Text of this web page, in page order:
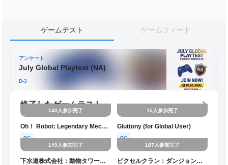
ゲームテスト ゲームフィード
アンケート
July Global Playtest (NA)
D-3
終了したゲームテスト
140人参加完了
Oh！ Robot: Legendary Mechanic (for Global Testers)
PC
15人参加完了
Gluttony (for Global User)
PC
149人参加完了
下水道株式会社：動物タワーディフェンス (for Global User : EN/JA/CN)
187人参加完了
ピクセルクラン：ダンジョンスクワッド